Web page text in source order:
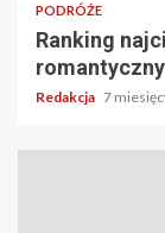
PODRÓŻE
Ranking
Redakcja 7